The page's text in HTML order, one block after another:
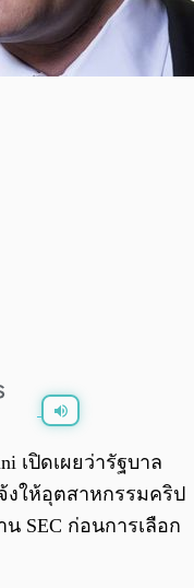
0:00 /
เปิดเผยว่ารัฐบาล
งให้อุตสาหกรรมคริป
SEC ก่อนการเลือก